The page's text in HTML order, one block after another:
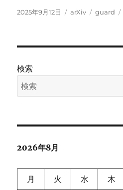
投
2025年9月12日
カ
arXiv
タ
guard
検索
2026年8月
月 火 水 木